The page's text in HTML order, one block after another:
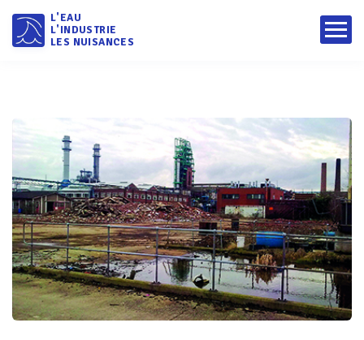
L'EAU
L'INDUSTRIE
LES NUISANCES